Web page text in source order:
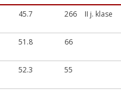
45.7 266 II j. klase
51.8 66
52.3 55